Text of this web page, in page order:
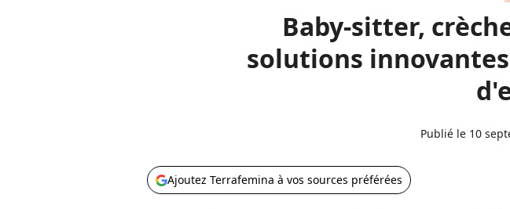
Baby-sitter,
solutions
Publié le 10
Ajoutez Terrafemina à vos sources préférées